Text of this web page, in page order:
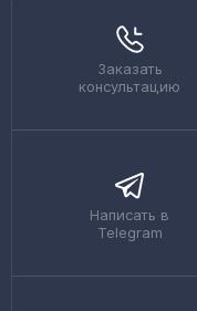
Заказать
консультацию
Написать в
Telegram